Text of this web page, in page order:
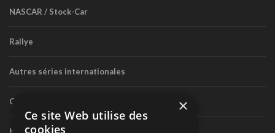
NASCAR / Stock-Car
Rallye
Autres séries internationales
Circuit routier canadien ×
Ce site Web utilise des
cookies